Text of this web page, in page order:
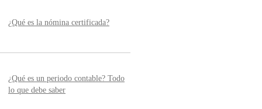
¿Qué es la nómina certificada?
¿Qué es un periodo contable? Todo
lo que debe saber